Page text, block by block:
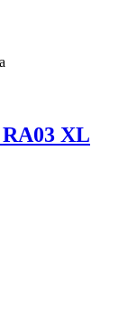
RA03 XL